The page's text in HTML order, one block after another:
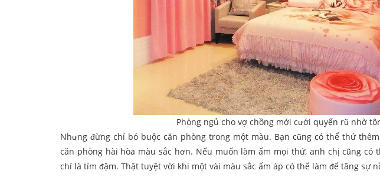
Phòng ngủ cho vợ chồng mới cưới quyến rũ nhờ
Nhưng đừng chỉ bó buộc căn phòng trong một màu. Bạn cũng có thể thử
căn phòng hài hòa màu sắc hơn. Nếu muốn làm ấm mọi thứ, anh chị cũng có
chí là tím đậm. Thật tuyệt vời khi một vài màu sắc ấm áp có thể làm để tăng sự